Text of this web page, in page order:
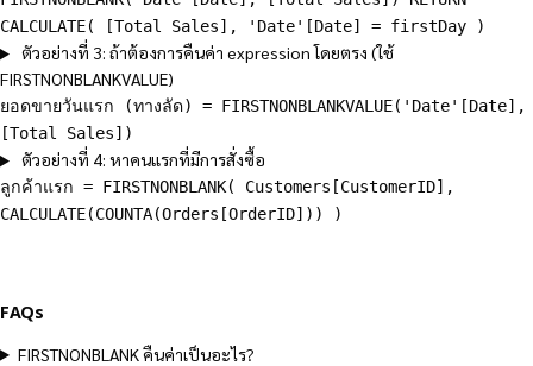
CALCULATE( [Total Sales], 'Date'[Date] = firstDay )
ตัวอย่างที่ 3: ถ้าต้องการคืนค่า expression โดยตรง (ใช้
FIRSTNONBLANKVALUE)
ยอดขายวันแรก (ทางลัด) = FIRSTNONBLANKVALUE('Date'[Date],
[Total Sales])
ตัวอย่างที่ 4: หาคนแรกที่มีการสั่งซื้อ
ลูกค้าแรก = FIRSTNONBLANK( Customers[CustomerID],
CALCULATE(COUNTA(Orders[OrderID])) )
FAQs
FIRSTNONBLANK คืนค่าเป็นอะไร?